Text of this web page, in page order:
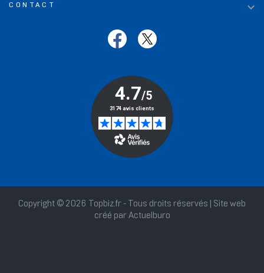
CONTACT 
Copyright © 2026 Topbiz.fr - Tous droits réservés | Site web
créé par Actuelburo